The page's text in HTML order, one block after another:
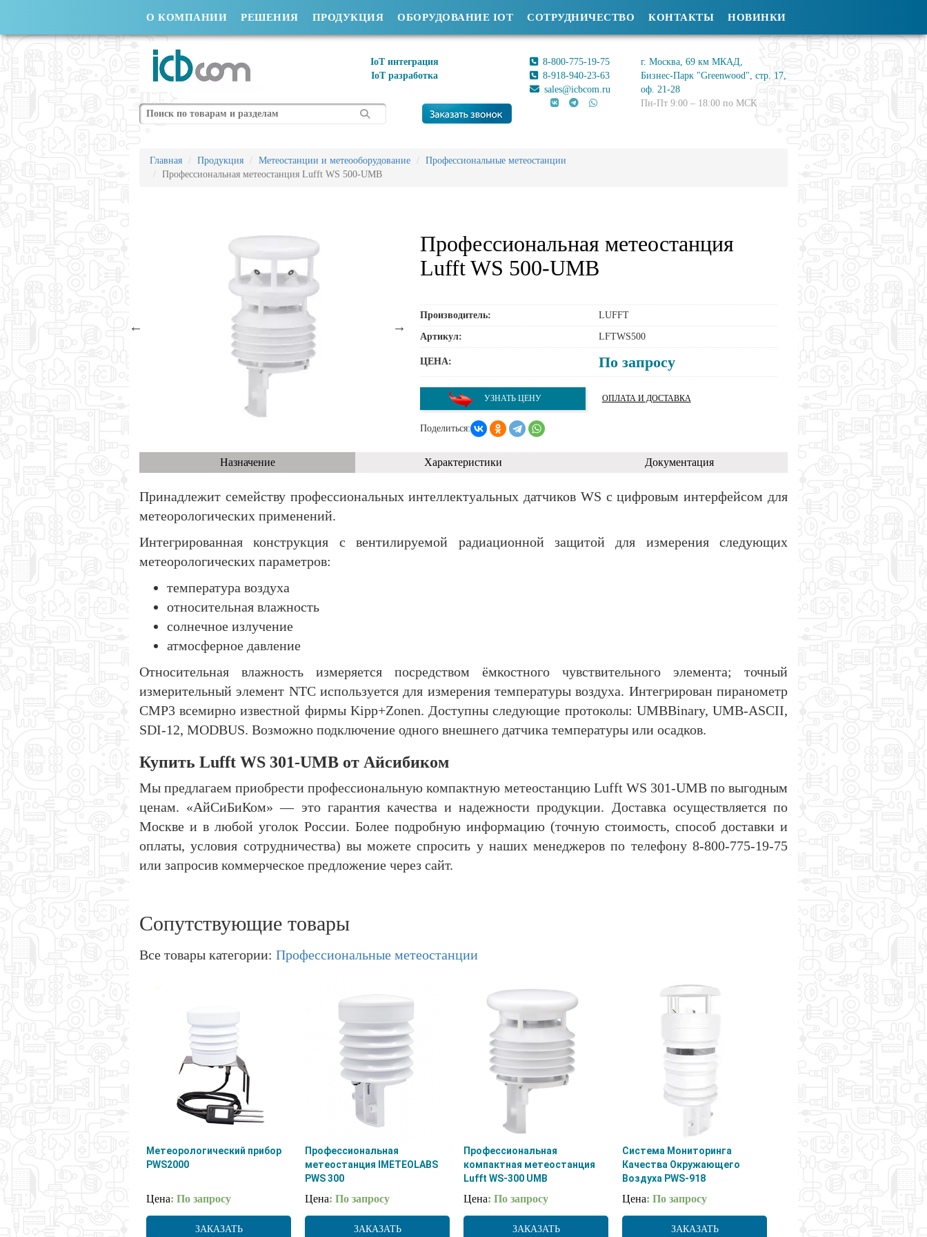
О КОМПАНИИ РЕШЕНИЯ ПРОДУКЦИЯ ОБОРУДОВАНИЕ IOT СОТРУДНИЧЕСТВО КОНТАКТЫ НОВИНКИ
IoT интеграция
IoT разработка
Поиск
8-800-775-19-75
8-918-940-23-63
sales@icbcom.ru
г. Москва, 69 км МКАД,
Бизнес-Парк "Greenwood", стр. 17,
оф. 21-28
Пн-Пт 9:00 – 18:00 по МСК
Главная Продукция Метеостанции и метеооборудование
Профессиональные метеостанции
Профессиональная метеостанция Lufft WS 500-UMB
Профессиональная метеостанция
Lufft WS 500-UMB
Производитель: LUFFT
Артикул: LFTWS500
ЦЕНА: По запросу
УЗНАТЬ ЦЕНУ ОПЛАТА И ДОСТАВКА
Поделиться:
Назначение Характеристики Документация
Принадлежит семейству профессиональных интеллектуальных датчиков WS с цифровым интерфейсом для
метеорологических применений.
Интегрированная конструкция с вентилируемой радиационной защитой для измерения следующих
метеорологических параметров:
температура воздуха
относительная влажность
солнечное излучение
атмосферное давление
Относительная влажность измеряется посредством ёмкостного чувствительного элемента; точный
измерительный элемент NTC используется для измерения температуры воздуха. Интегрирован пиранометр
CMP3 всемирно известной фирмы Kipp+Zonen. Доступны следующие протоколы: UMBBinary, UMB-ASCII,
SDI-12, MODBUS. Возможно подключение одного внешнего датчика температуры или осадков.
Купить Lufft WS 301-UMB от Айсибиком
Мы предлагаем приобрести профессиональную компактную метеостанцию Lufft WS 301-UMB по выгодным
ценам. «АйСиБиКом» — это гарантия качества и надежности продукции. Доставка осуществляется по
Москве и в любой уголок России. Более подробную информацию (точную стоимость, способ доставки и
оплаты, условия сотрудничества) вы можете спросить у наших менеджеров по телефону 8-800-775-19-75
или запросив коммерческое предложение через сайт.
Сопутствующие товары
Все товары категории: Профессиональные метеостанции
Метеорологический прибор
PWS2000
Цена: По запросу
ЗАКАЗАТЬ
Профессиональная
метеостанция IMETEOLABS
PWS 300
Цена: По запросу
ЗАКАЗАТЬ
Профессиональная
компактная метеостанция
Lufft WS-300 UMB
Цена: По запросу
ЗАКАЗАТЬ
Система Мониторинга
Качества Окружающего
Воздуха PWS-918
Цена: По запросу
ЗАКАЗАТЬ